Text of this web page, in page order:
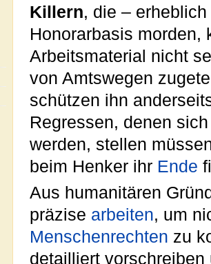
Killern, die –
Honorarbasis morden,
Arbeitsmaterial nicht
von Amtswegen
schützen ihn
Regressen, denen
werden, stellen
beim Henker ihr Ende
Aus humanitären
präzise arbeiten, um
Menschenrechten zu
detailliert